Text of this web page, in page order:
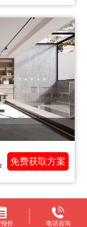
免费获取方案
价 电话咨询